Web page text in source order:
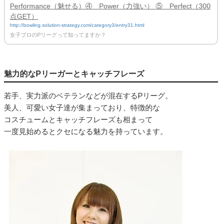
Performance（魅せる）④ Power（力強い） ⑤ Perfect（300
点GET）
http://bowling.solution-strategy.com/category3/entry31.html
女子プロのPリーグって知ってますか？
魅力的なPリーガーとキャッチフレーズ
若手、実力派のベテランなどが混在するPリーグ。
美人、可愛い女子達が集まっており、特徴的な
コスチュームとキャッチフレーズも相まって
一度見始めるとクセになる魅力を持っています。